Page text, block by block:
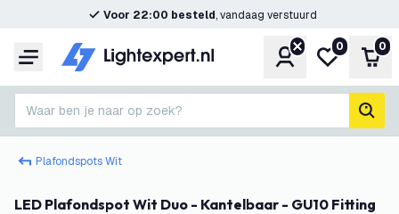
Voor 22:00 besteld, vandaag verstuurd
Menu Account
Mijn
0 0
Waar ben je naar op zoek?
Plafondspots Wit
LED Plafondspot Wit Duo - Kantelbaar - GU10 Fitting